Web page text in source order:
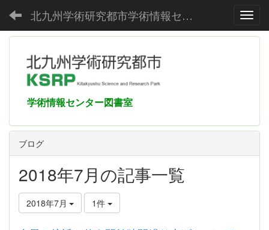
北九州学術研究都市学術情報センター
学術情報センター図書室
ブログ
2018年7月の記事一覧
2018年7月 1件